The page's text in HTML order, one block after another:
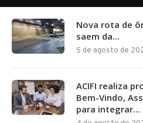
R. Padre Montoya,
85851-080
Nova rota de
saem da...
5 de agosto de
ACIFI realiza
Bem-Vindo,
para integrar...